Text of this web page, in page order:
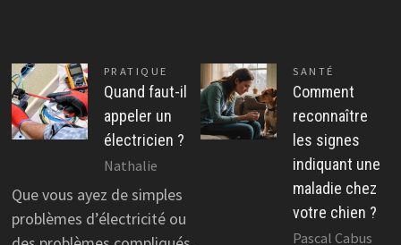
PRATIQUE
Quand faut-il
appeler un
électricien ?
Nathalie
Que vous ayez de simples
problèmes d’électricité ou
SANTÉ
Comment
reconnaître
les signes
indiquant une
maladie chez
votre chien ?
Pascal Cabus